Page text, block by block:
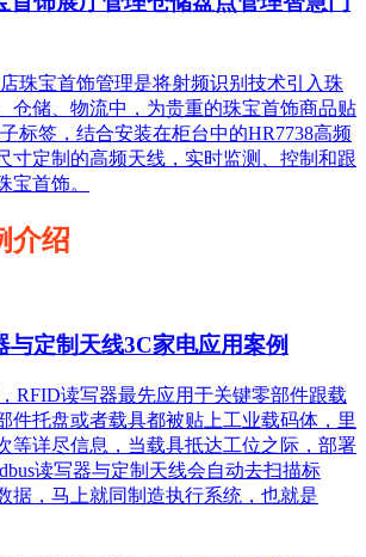
珠宝首饰管理是将射频识别技术引入珠
仓储、物流中，为贵重的珠宝首饰商品贴
标签，结合安装在柜台中的HR7738高频
寸定制的高频天线，实时监测、控制和跟
宝首饰。
介绍
定制天线3C家电应用案例
RFID读写器最先应用于关键零部件跟载
件托盘或者载具都被贴上工业载码体，里
等详尽信息，当载具抵达工位之际，部署
读写器与定制天线会自动去扫描标
据，马上就同制造执行系统，也就是